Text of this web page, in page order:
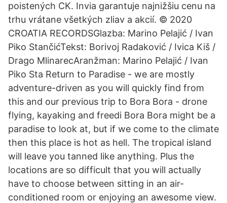
poistených CK. Invia garantuje najnižšiu cenu na
trhu vrátane všetkých zliav a akcií. © 2020
CROATIA RECORDSGlazba: Marino Pelajić / Ivan
Piko StančićTekst: Borivoj Radaković / Ivica Kiš /
Drago MlinarecAranžman: Marino Pelajić / Ivan
Piko Sta Return to Paradise - we are mostly
adventure-driven as you will quickly find from
this and our previous trip to Bora Bora - drone
flying, kayaking and freedi Bora Bora might be a
paradise to look at, but if we come to the climate
then this place is hot as hell. The tropical island
will leave you tanned like anything. Plus the
locations are so difficult that you will actually
have to choose between sitting in an air-
conditioned room or enjoying an awesome view.